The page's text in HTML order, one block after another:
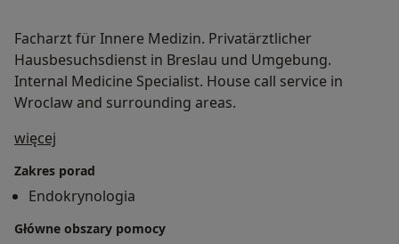
Facharzt für Innere Medizin. Privatärztlicher
Hausbesuchsdienst in Breslau und Umgebung.
Internal Medicine Specialist. House call service in
Wroclaw and surrounding areas.
więcej
Zakres porad
Endokrynologia
Główne obszary pomocy